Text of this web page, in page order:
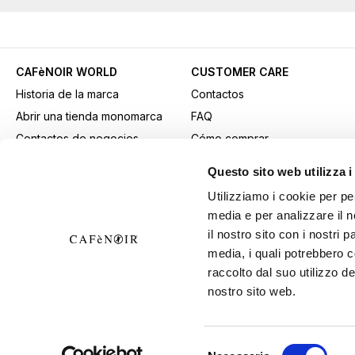
Questo sito web utilizza i
Utilizziamo i cookie per
media e per analizzare il
il nostro sito con i nostri
media, i quali potrebbero
raccolto dal suo utilizzo
nostro sito web.
CAFèNOIR WORLD
Historia de la marca
Abrir una tienda monomarca
Contactos de negocios
CUSTOMER CARE
Contactos
FAQ
Cómo comprar
Transporte
Devoluciones y retiros
Condiciones generales de
venta
Ejercer el derecho de
desistimiento